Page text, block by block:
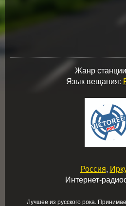
Жанр
Язык вещания:
Россия,
Интернет-
Лучшее из русского рока.